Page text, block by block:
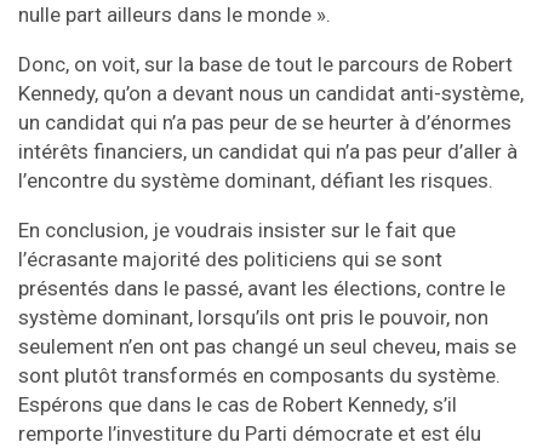
nulle part ailleurs dans le monde ».
Donc, on voit, sur la base de tout le parcours de Robert
Kennedy, qu’on a devant nous un candidat anti-système,
un candidat qui n’a pas peur de se heurter à d’énormes
intérêts financiers, un candidat qui n’a pas peur d’aller à
l’encontre du système dominant, défiant les risques.
En conclusion, je voudrais insister sur le fait que
l’écrasante majorité des politiciens qui se sont
présentés dans le passé, avant les élections, contre le
système dominant, lorsqu’ils ont pris le pouvoir, non
seulement n’en ont pas changé un seul cheveu, mais se
sont plutôt transformés en composants du système.
Espérons que dans le cas de Robert Kennedy, s’il
remporte l’investiture du Parti démocrate et est élu